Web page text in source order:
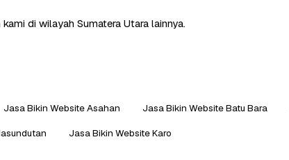
di wilayah Sumatera Utara lainnya.
Jasa Bikin Website Asahan Jasa Bikin Website Batu Bara
Jasa Bikin Website Karo